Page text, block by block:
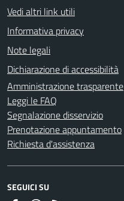
Vedi altri link utili
Informativa privacy
Note legali
Dichiarazione di accessibilità
Amministrazione trasparente
Leggi le FAQ
Segnalazione disservizio
Prenotazione appuntamento
Richiesta d'assistenza
SEGUICI SU